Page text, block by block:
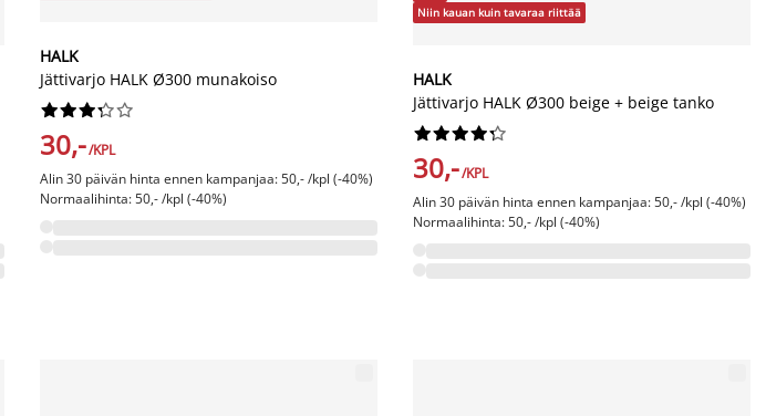
HALK
Jättivarjo HALK Ø300 munakoiso






30,-/KPL
Alin 30 päivän hinta ennen kampanjaa: 50,- /kpl (-40%)
Normaalihinta: 50,- /kpl (-40%)
Niin kauan kuin tavaraa riittää
HALK
Jättivarjo HALK Ø300 beige + beige tanko






30,-/KPL
Alin 30 päivän hinta ennen kampanjaa: 50,- /kpl (-40%)
Normaalihinta: 50,- /kpl (-40%)